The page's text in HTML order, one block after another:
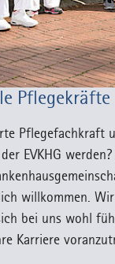
Pflegekräfte
Pflegefachkraft
EVKHG
willkommen.
bei uns wohl
Karriere